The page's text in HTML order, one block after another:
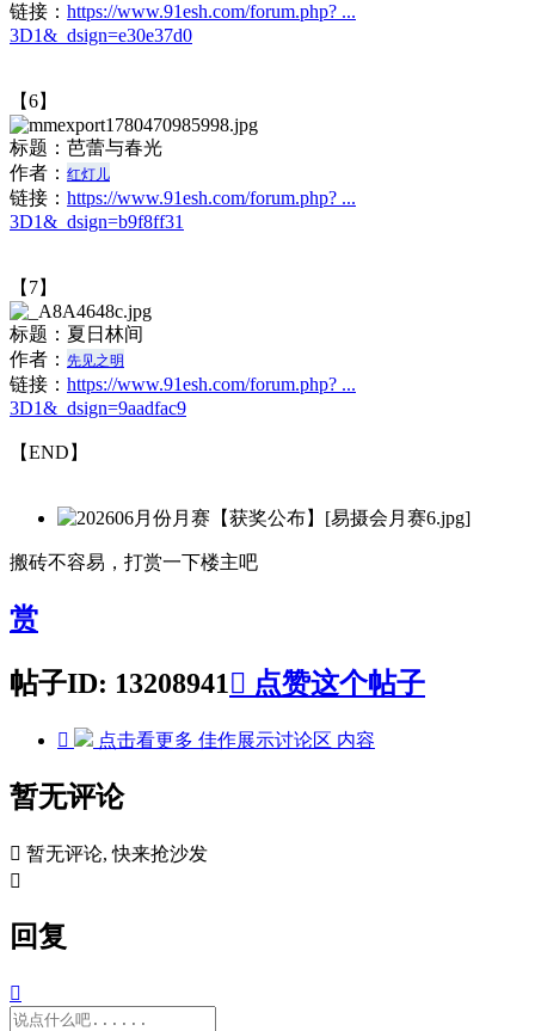
链接： https://www.91esh.com/forum.php? ...
3D1&_dsign=e30e37d0
【6】
标题： 芭蕾与春光
作者： 红灯儿
链接： https://www.91esh.com/forum.php? ...
3D1&_dsign=b9f8ff31
【7】
标题： 夏日林间
作者： 先见之明
链接： https://www.91esh.com/forum.php? ...
3D1&_dsign=9aadfac9
【END】
搬砖不容易，打赏一下楼主吧
赏
帖子ID: 13208941 点赞这个帖子
 点击看更多 佳作展示讨论区 内容
暂无评论
 暂无评论, 快来抢沙发

回复
